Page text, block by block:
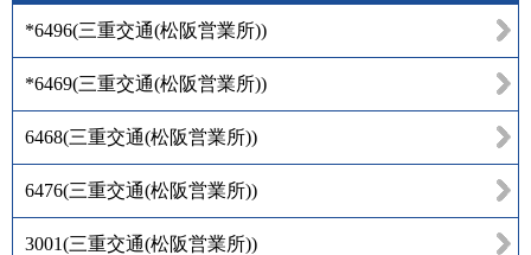
*6496(三重交通(松阪営業所))
*6469(三重交通(松阪営業所))
6468(三重交通(松阪営業所))
6476(三重交通(松阪営業所))
3001(三重交通(松阪営業所))